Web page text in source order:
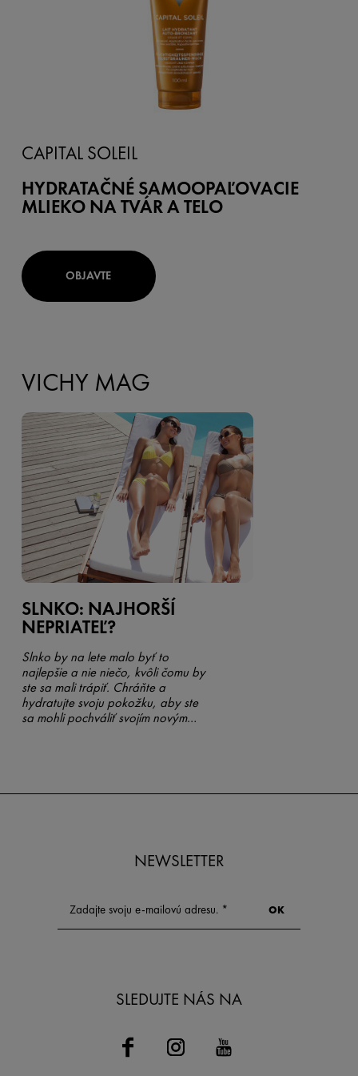
CAPITAL SOLEIL
HYDRATAČNÉ SAMOOPAĽOVACIE
MLIEKO NA TVÁR A TELO
OBJAVTE
VICHY MAG
SLNKO: NAJHORŠÍ
NEPRIATEĽ?
Slnko by na lete malo byť to
najlepšie a nie niečo, kvôli čomu by
ste sa mali trápiť. Chráňte a
hydratujte svoju pokožku, aby ste
sa mohli pochváliť svojím novým
NEWSLETTER
SLEDUJTE NÁS NA